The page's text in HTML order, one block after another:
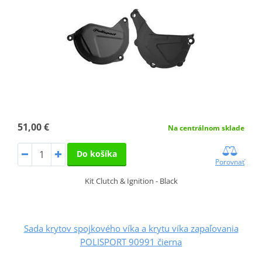
51,00 € Na centrálnom sklade
Do košíka
Porovnať
Kit Clutch & Ignition - Black
Sada krytov spojkového víka a krytu víka zapaľovania
POLISPORT 90991 čierna